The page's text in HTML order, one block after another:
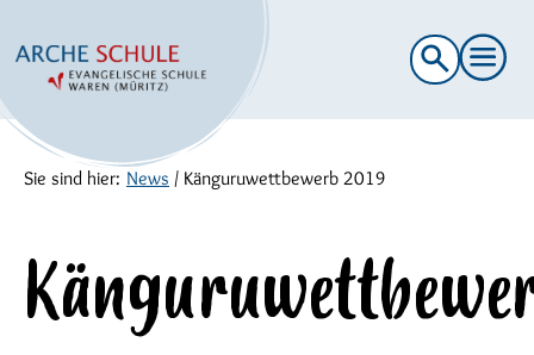
Suche
nach:
Sie sind hier: News / Känguruwettbewerb 2019